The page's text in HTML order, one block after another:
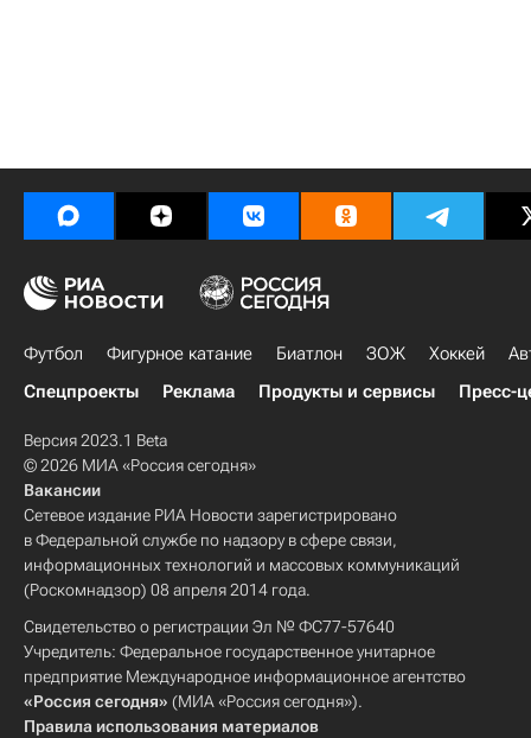
Футбол Фигурное катание Биатлон ЗОЖ Хоккей
Спецпроекты
Реклама Продукты и сервисы Пресс-
Версия 2023.1 Beta
© 2026 МИА «Россия сегодня»
Вакансии
Сетевое издание РИА Новости зарегистрировано
в Федеральной службе по надзору в сфере связи,
информационных технологий и массовых коммуникаций
(Роскомнадзор) 08 апреля 2014 года.
Свидетельство о регистрации Эл № ФС77-57640
Учредитель: Федеральное государственное унитарное
предприятие Международное информационное агентство
«Россия сегодня» (МИА «Россия сегодня»).
Правила использования материалов